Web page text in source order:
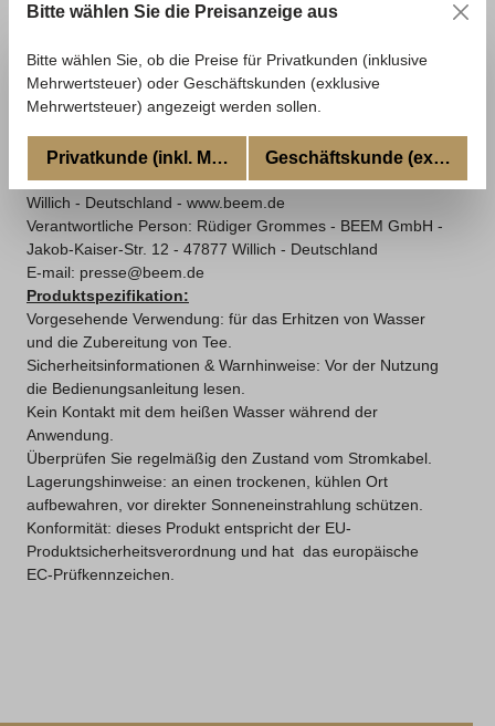
Informationen zur Produktsicherheit
Land: Deutschland
Hersteller:BEEM GmbH -Jakob-Kaiser-Str. 12- 47877
Willich - Deutschland - www.beem.de
Verantwortliche Person: Rüdiger Grommes - BEEM GmbH -
Jakob-Kaiser-Str. 12 - 47877 Willich - Deutschland
E-mail: presse@beem.de
Produktspezifikation:
Vorgesehende Verwendung: für das Erhitzen von Wasser
und die Zubereitung von Tee.
Sicherheitsinformationen & Warnhinweise: Vor der Nutzung
die Bedienungsanleitung lesen.
Kein Kontakt mit dem heißen Wasser während der
Anwendung.
Überprüfen Sie regelmäßig den Zustand vom Stromkabel.
Lagerungshinweise: an einen trockenen, kühlen Ort
aufbewahren, vor direkter Sonneneinstrahlung schützen.
Konformität: dieses Produkt entspricht der EU-
Produktsicherheitsverordnung und hat das europäische
EC-Prüfkennzeichen.
Bitte wählen Sie die Preisanzeige aus
Bitte wählen Sie, ob die Preise für Privatkunden (inklusive
Mehrwertsteuer) oder Geschäftskunden (exklusive
Mehrwertsteuer) angezeigt werden sollen.
Privatkunde (inkl. MwSt.) Geschäftskunde (excl.